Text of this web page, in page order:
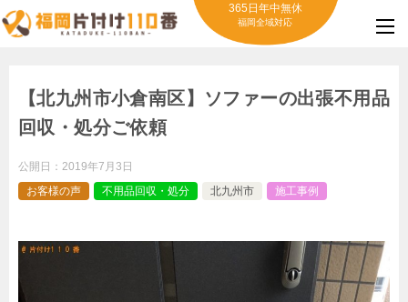
365日年中無休
福岡全域対応
【北九州市小倉南区】ソファーの出張不用品
回収・処分ご依頼
公開日： 2019年7月3日
お客様の声
不用品回収・処分 北九州市 施工事例